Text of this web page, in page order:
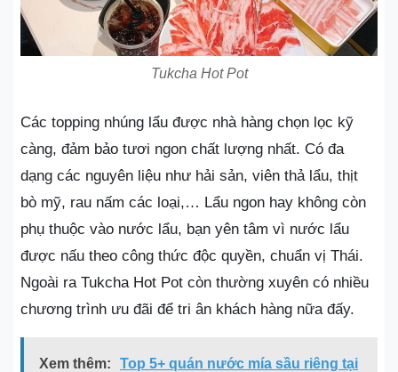
Tukcha Hot Pot
Các topping nhúng lẩu được nhà hàng chọn lọc kỹ
càng, đảm bảo tươi ngon chất lượng nhất. Có đa
dạng các nguyên liệu như hải sản, viên thả lẩu, thịt
bò mỹ, rau nấm các loại,… Lẩu ngon hay không còn
phụ thuộc vào nước lẩu, bạn yên tâm vì nước lẩu
được nấu theo công thức độc quyền, chuẩn vị Thái.
Ngoài ra Tukcha Hot Pot còn thường xuyên có nhiều
chương trình ưu đãi để tri ân khách hàng nữa đấy.
Xem thêm:
Top 5+ quán nước mía sầu riêng tại